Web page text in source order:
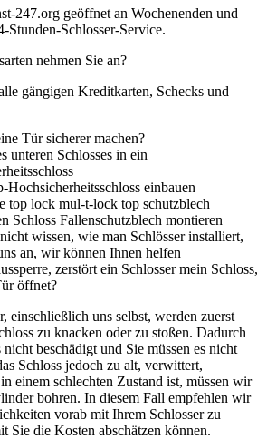
247.org geöffnet an Wochenenden und
Stunden-Schlosser-Service.
nehmen Sie an?
gängigen Kreditkarten, Schecks und
Tür sicherer machen?
unteren Schlosses in ein
Hochsicherheitsschloss einbauen
top lock mul-t-lock top schutzblech
Schloss Fallenschutzblech montieren
wissen, wie man Schlösser installiert,
an, wir können Ihnen helfen
zerstört ein Schlosser mein Schloss,
öffnet?
einschließlich uns selbst, werden zuerst
zu knacken oder zu stoßen. Dadurch
beschädigt und Sie müssen es nicht
Schloss jedoch zu alt, verwittert,
einem schlechten Zustand ist, müssen wir
bohren. In diesem Fall empfehlen wir
vorab mit Ihrem Schlosser zu
Sie die Kosten abschätzen können.